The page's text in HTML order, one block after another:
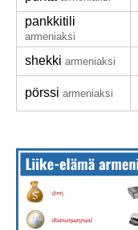
pankkitili
armeniaksi
shekki armeniaksi
pörssi armeniaksi